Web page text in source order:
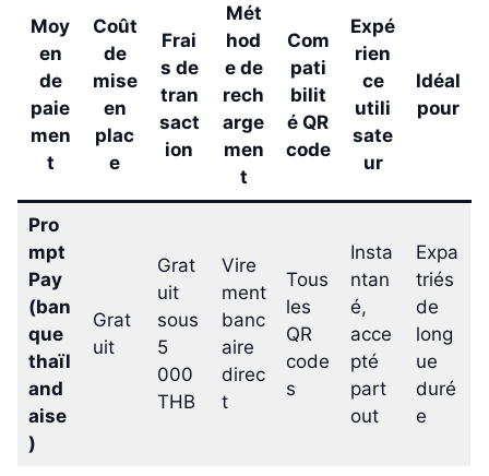
Moy
en
de
paie
men
t
Coût
de
mise
en
plac
e
Frai
s de
tran
sact
ion
Mét
hod
e de
rech
arge
men
t
Com
pati
bilit
é QR
code
Expé
rien
ce
utili
sate
ur
Idéal
pour
Pro
mpt
Pay
(ban
que
thaïl
and
aise
)
Grat
uit
Grat
uit
sous
5
000
THB
Vire
ment
banc
aire
direc
t
Tous
les
QR
code
s
Insta
ntan
é,
acce
pté
part
out
Expa
triés
de
long
ue
duré
e